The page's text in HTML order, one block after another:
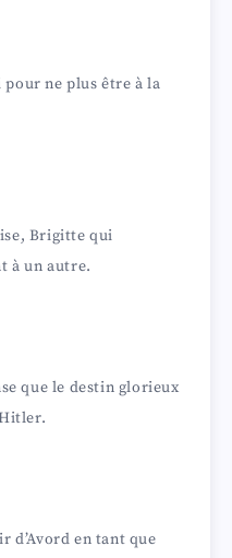
ne plus être à la
Brigitte qui
à un autre.
que le destin glorieux
d’Avord en tant que